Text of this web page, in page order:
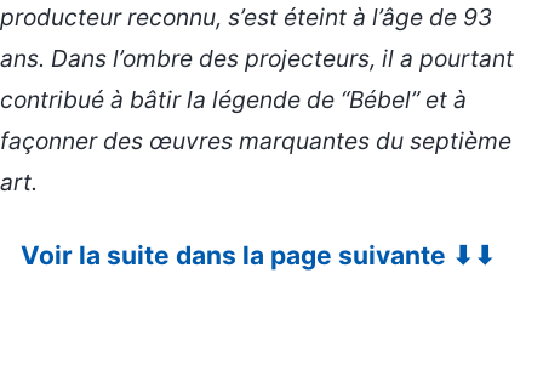
producteur reconnu, s’est éteint à l’âge de 93
ans. Dans l’ombre des projecteurs, il a pourtant
contribué à bâtir la légende de “Bébel” et à
façonner des œuvres marquantes du septième
art.
Voir la suite dans la page suivante ⬇⬇